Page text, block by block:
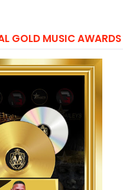
GOLD MUSIC AWARDS